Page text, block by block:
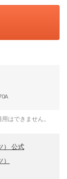
はできません。
） 公式